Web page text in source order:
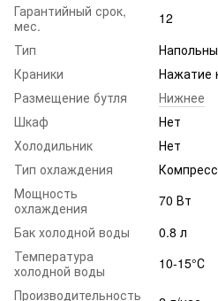
Гарантийный срок,
мес.
12
Тип
Краники
Нажатие
Размещение бутля
Нижнее
Шкаф
Нет
Холодильник
Нет
Тип охлаждения
Мощность
охлаждения
70 Вт
Бак холодной воды
0.8 л
Температура
холодной воды
10-15°С
Производительность